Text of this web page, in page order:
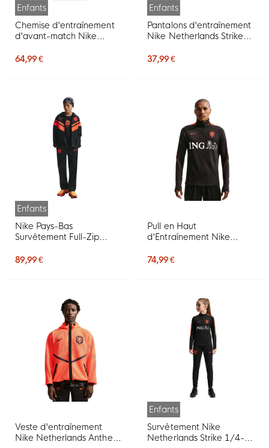
Enfants
Chemise d'entraînement
d'avant-match Nike
2026-2028 pour enfants
64,99 €
Enfants
Pantalons d'entraînement
Nike Netherlands Strike
noir et orange
37,99 €
Enfants
Nike Pays-Bas
Survêtement Full-Zip
Orange
89,99 €
Pull en Haut
d'Entraînement Nike
Zip 2026-2028 Noir
74,99 €
Veste d'entraînement
Nike Netherlands Anthem
Enfants
Survêtement Nike
Netherlands Strike 1/4-